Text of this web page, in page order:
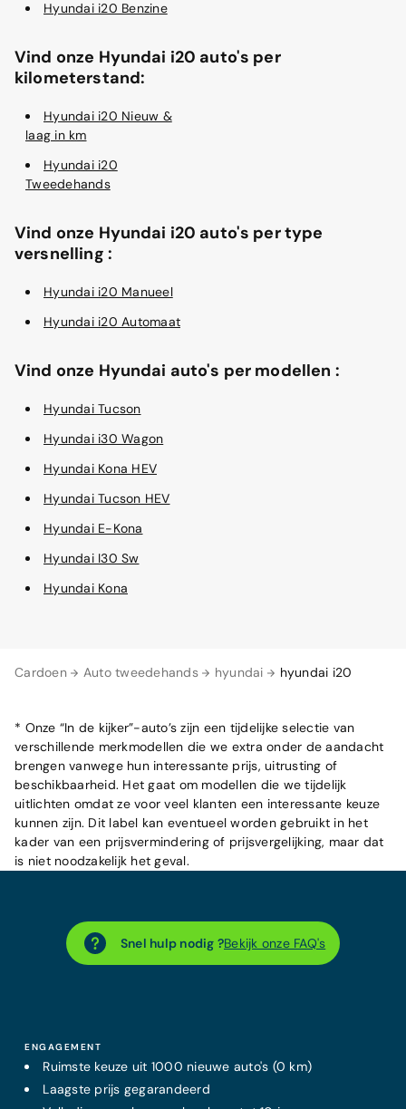
Cardoen Auto tweedehands hyundai hyundai i20
Hyundai i20 Benzine
Vind onze Hyundai i20 auto's per
kilometerstand:
Hyundai i20 Nieuw &
laag in km
Hyundai i20
Tweedehands
Vind onze Hyundai i20 auto's per type
versnelling :
Hyundai i20 Manueel
Hyundai i20 Automaat
Vind onze Hyundai auto's per modellen :
Hyundai Tucson
Hyundai i30 Wagon
Hyundai Kona HEV
Hyundai Tucson HEV
Hyundai E-Kona
Hyundai I30 Sw
Hyundai Kona
* Onze “In de kijker”-auto’s zijn een tijdelijke selectie van
verschillende merkmodellen die we extra onder de aandacht
brengen vanwege hun interessante prijs, uitrusting of
beschikbaarheid. Het gaat om modellen die we tijdelijk
uitlichten omdat ze voor veel klanten een interessante keuze
kunnen zijn. Dit label kan eventueel worden gebruikt in het
kader van een prijsvermindering of prijsvergelijking, maar dat
is niet noodzakelijk het geval.
Snel hulp nodig ?Bekijk onze FAQ's
ENGAGEMENT
Ruimste keuze uit 1000 nieuwe auto's (0 km)
Laagste prijs gegarandeerd